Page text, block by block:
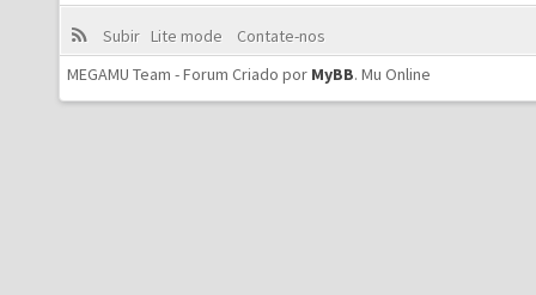
Subir Lite mode
Contate-nos
MEGAMU Team - Forum Criado por MyBB. Mu Online